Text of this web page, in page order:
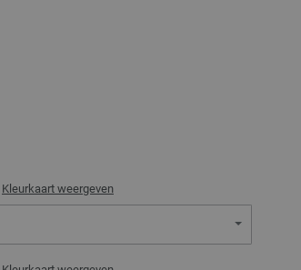
Kleurkaart weergeven